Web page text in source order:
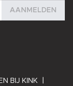
AANMELDEN
BIJ KINK